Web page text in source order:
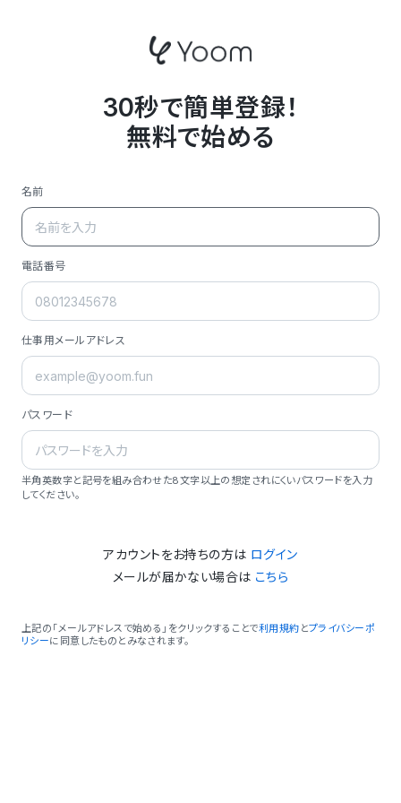
30秒で簡単登録！
無料で始める
名前
電話番号
仕事用メールアドレス
パスワード
半角英数字と記号を組み合わせた8文字以上の想定されにくいパスワードを入力
してください。
アカウントをお持ちの方は ログイン
メールが届かない場合は こちら
上記の「メールアドレスで始める」をクリックすることで利用規約 とプライバシーポ
リシーに同意したものとみなされます。